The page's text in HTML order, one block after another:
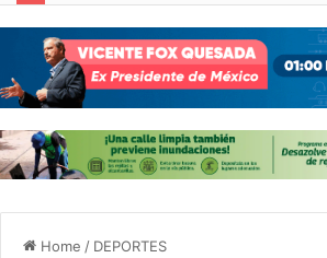
Home / DEPORTES